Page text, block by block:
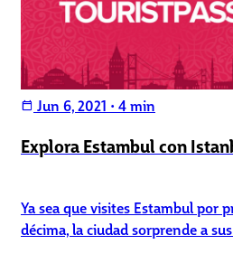
calendar_today Jun 6, 2021 • 4 min
Explora Estambul con
Ya sea que visites Estambul por
décima, la ciudad sorprende a